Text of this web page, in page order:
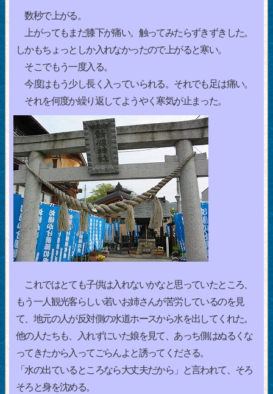
数秒で上がる。
上がってもまだ膝下が痛い。触ってみたらずきずきした。
しかもちょっとしか入れなかったので上がると寒い。
そこでもう一度入る。
今度はもう少し長く入っていられる。それでも足は痛い。
それを何度か繰り返してようやく寒気が止まった。
これではとても子供は入れないかなと思っていたところ、
もう一人観光客らしい若いお姉さんが苦労しているのを見
て、地元の人が反対側の水道ホースから水を出してくれた。
他の人たちも、入れずにいた娘を見て、あっち側はぬるくな
ってきたから入ってごらんよと誘ってくださる。
「水の出ているところなら大丈夫だから」と言われて、そろ
そろと身を沈める。